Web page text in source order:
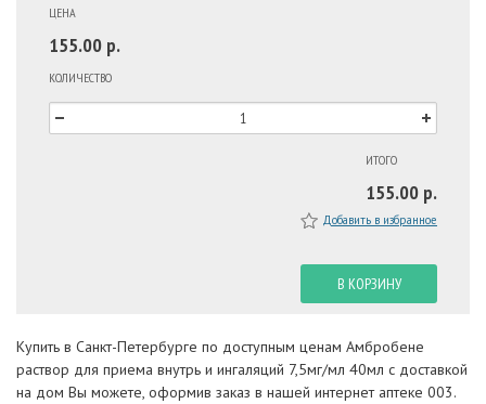
ЦЕНА
155.00 р.
КОЛИЧЕСТВО
ИТОГО
155.00 р.
Добавить в избранное
В КОРЗИНУ
Купить в Санкт-Петербурге по доступным ценам Амбробене
раствор для приема внутрь и ингаляций 7,5мг/мл 40мл с доставкой
на дом Вы можете, оформив заказ в нашей интернет аптеке 003.